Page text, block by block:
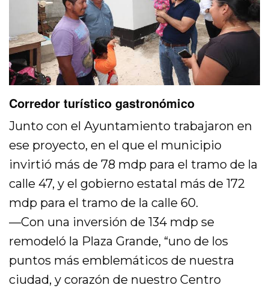
Corredor turístico gastronómico
Junto con el Ayuntamiento trabajaron en
ese proyecto, en el que el municipio
invirtió más de 78 mdp para el tramo de la
calle 47, y el gobierno estatal más de 172
mdp para el tramo de la calle 60.
—Con una inversión de 134 mdp se
remodeló la Plaza Grande, “uno de los
puntos más emblemáticos de nuestra
ciudad, y corazón de nuestro Centro